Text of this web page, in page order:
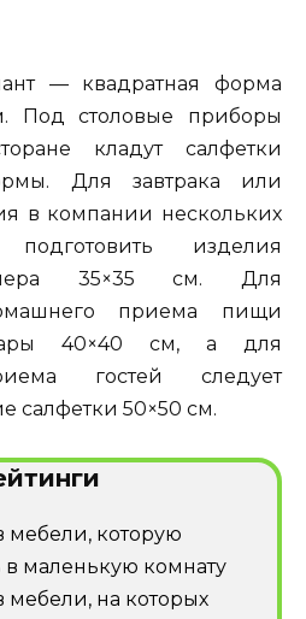
— квадратная форма
Под столовые приборы
кладут салфетки
Для завтрака или
в компании нескольких
изделия
35×35 см. Для
приема пищи
40×40 см, а для
гостей следует
салфетки 50×50 см.
мебели, которую
в маленькую комнату
мебели, на которых